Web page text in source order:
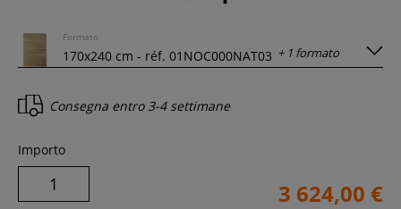
+ 1 formato
Formato
Consegna entro 3-4 settimane
Importo
3 624,00 €